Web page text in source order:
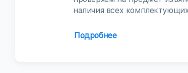
наличия всех
Подробнее